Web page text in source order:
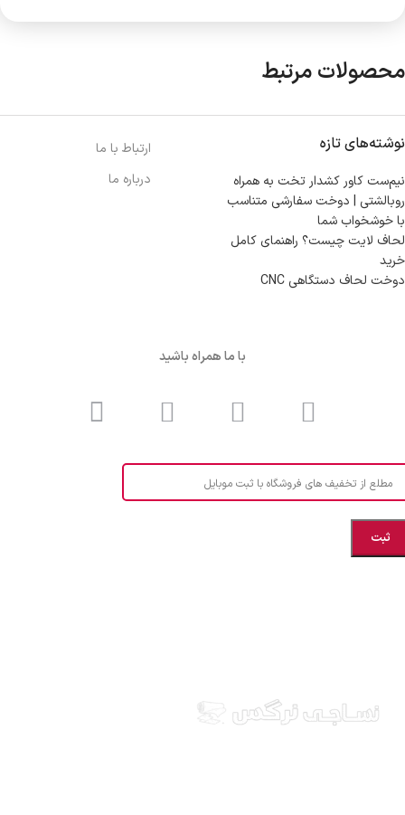
محصولات مرتبط
نوشته‌های تازه
نیم‌ست کاور کشدار تخت به همراه
روبالشتی | دوخت سفارشی متناسب
با خوشخواب شما
لحاف لایت چیست؟ راهنمای کامل
خرید
دوخت لحاف دستگاهی CNC
ارتباط با ما
درباره ما
با ما همراه باشید
مطلع از تخفیف های فروشگاه با ثبت موبایل